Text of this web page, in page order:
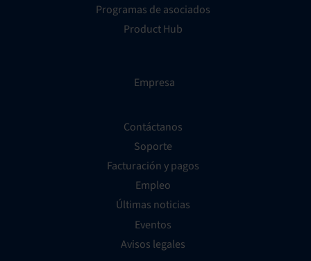
Programas de asociados
Product Hub
Empresa
Contáctanos
Soporte
Facturación y pagos
Empleo
Últimas noticias
Eventos
Avisos legales